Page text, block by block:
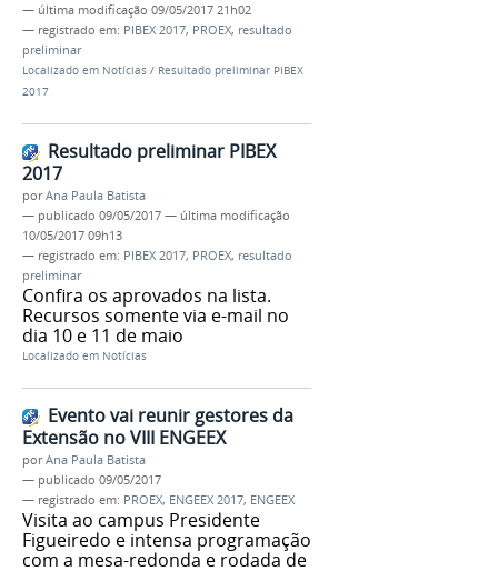
— última modificação 09/05/2017 21h02
— registrado em: PIBEX 2017, PROEX, resultado
preliminar
Localizado em Notícias / Resultado preliminar PIBEX
2017
Resultado preliminar PIBEX
2017
porAna Paula Batista
— publicado 09/05/2017 — última modificação
10/05/2017 09h13
— registrado em: PIBEX 2017, PROEX, resultado
preliminar
Confira os aprovados na lista.
Recursos somente via e-mail no
dia 10 e 11 de maio
Localizado em Notícias
Evento vai reunir gestores da
Extensão no VIII ENGEEX
porAna Paula Batista
— publicado 09/05/2017
— registrado em: PROEX, ENGEEX 2017, ENGEEX
Visita ao campus Presidente
Figueiredo e intensa programação
com a mesa-redonda e rodada de